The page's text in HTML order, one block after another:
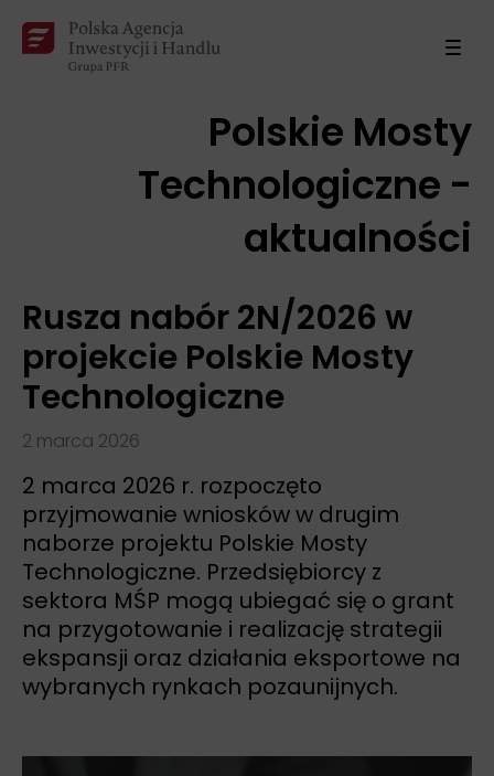
Polskie Mosty
Technologiczne -
aktualności
Rusza nabór 2N/2026 w
projekcie Polskie Mosty
Technologiczne
2 marca 2026
2 marca 2026 r. rozpoczęto
przyjmowanie wniosków w drugim
naborze projektu Polskie Mosty
Technologiczne. Przedsiębiorcy z
sektora MŚP mogą ubiegać się o grant
na przygotowanie i realizację strategii
ekspansji oraz działania eksportowe na
wybranych rynkach pozaunijnych.